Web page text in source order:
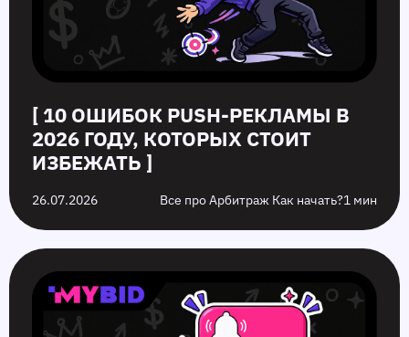
[ 10 ОШИБОК PUSH‑РЕКЛАМЫ В
2026 ГОДУ, КОТОРЫХ СТОИТ
ИЗБЕЖАТЬ ]
26.07.2026 Все про Арбитраж Как начать?1 мин